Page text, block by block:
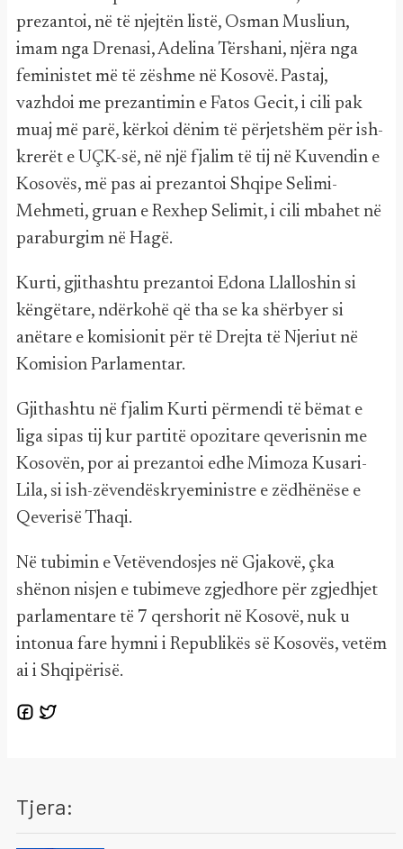
prezantoi, në të njejtën listë, Osman Musliun,
imam nga Drenasi, Adelina Tërshani, njëra nga
feministet më të zëshme në Kosovë. Pastaj,
vazhdoi me prezantimin e Fatos Gecit, i cili pak
muaj më parë, kërkoi dënim të përjetshëm për ish-
krerët e UÇK-së, në një fjalim të tij në Kuvendin e
Kosovës, më pas ai prezantoi Shqipe Selimi-
Mehmeti, gruan e Rexhep Selimit, i cili mbahet në
paraburgim në Hagë.
Kurti, gjithashtu prezantoi Edona Llalloshin si
këngëtare, ndërkohë që tha se ka shërbyer si
anëtare e komisionit për të Drejta të Njeriut në
Komision Parlamentar.
Gjithashtu në fjalim Kurti përmendi të bëmat e
liga sipas tij kur partitë opozitare qeverisnin me
Kosovën, por ai prezantoi edhe Mimoza Kusari-
Lila, si ish-zëvendëskryeministre e zëdhënëse e
Qeverisë Thaqi.
Në tubimin e Vetëvendosjes në Gjakovë, çka
shënon nisjen e tubimeve zgjedhore për zgjedhjet
parlamentare të 7 qershorit në Kosovë, nuk u
intonua fare hymni i Republikës së Kosovës, vetëm
ai i Shqipërisë.
Tjera: